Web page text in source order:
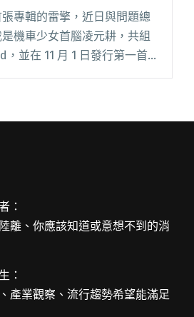
專輯的雷擎，近日與問題總
機車少女首腦凌元耕，共組
，並在 11 月 1 日發行第一首
。像是另類流行 R&B 的
：
離、你應該知道或意想不到的消
：
產業觀察、流行趨勢希望能滿足